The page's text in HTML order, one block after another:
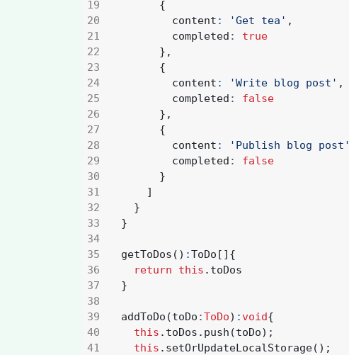
24
34
{
content : 'Get tea' ,
completed : true
},
{
content : 'Write blog post' ,
completed : false
},
{
content : 'Publish blog post'
completed : false
}
]
}
}
getToDos () :ToDo []{
return
this . toDos
}
addToDo (toDo :ToDo) : void{
this . toDos . push (toDo);
this . setOrUpdateLocalStorage();